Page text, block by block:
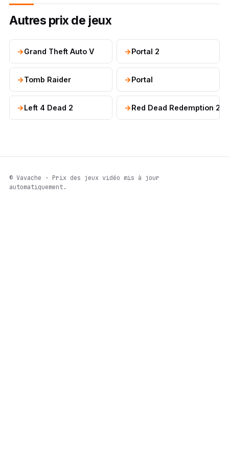
Autres prix de jeux
Grand Theft Auto V Portal 2
Tomb Raider Portal
Left 4 Dead 2 Red Dead Redemption 2
© Vavache · Prix des jeux vidéo mis à jour
automatiquement.